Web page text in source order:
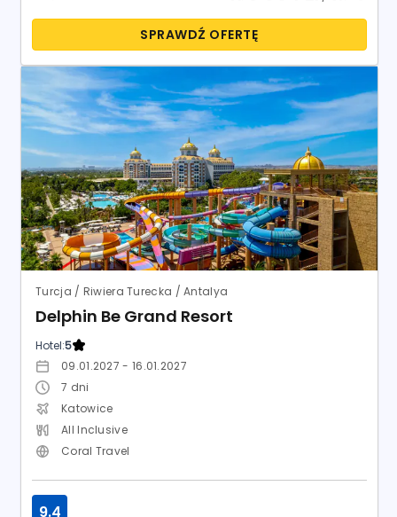
SPRAWDŹ OFERTĘ
Turcja / Riwiera Turecka / Antalya
Delphin Be Grand Resort
Hotel:5
09.01.2027 - 16.01.2027
7 dni
Katowice
All Inclusive
Coral Travel
9.4